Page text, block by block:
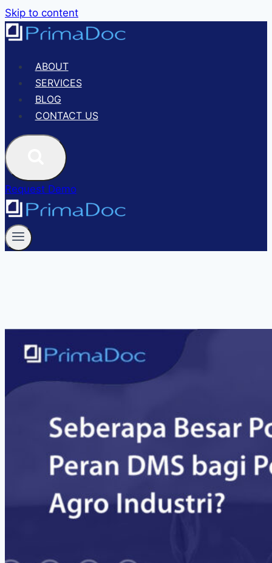
Skip to content
ABOUT
SERVICES
BLOG
CONTACT US
Request Demo